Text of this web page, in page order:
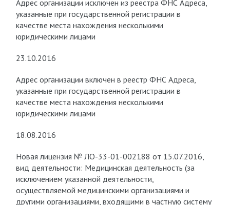
Адрес организации исключен из реестра ФНС Адреса,
указанные при государственной регистрации в
качестве места нахождения несколькими
юридическими лицами
23.10.2016
Адрес организации включен в реестр ФНС Адреса,
указанные при государственной регистрации в
качестве места нахождения несколькими
юридическими лицами
18.08.2016
Новая лицензия № ЛО-33-01-002188 от 15.07.2016,
вид деятельности: Медицинская деятельность (за
исключением указанной деятельности,
осуществляемой медицинскими организациями и
другими организациями, входящими в частную систему